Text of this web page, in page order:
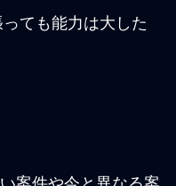
ても能力は大した